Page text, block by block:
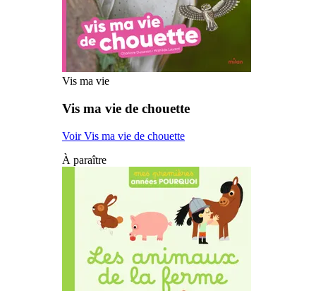
Vis ma vie
Vis ma vie de chouette
Voir Vis ma vie de chouette
À paraître